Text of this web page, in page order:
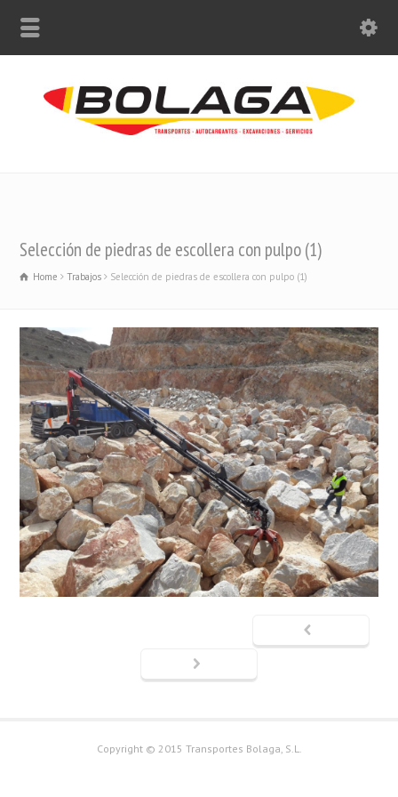
Selección de piedras de escollera con pulpo (1)
Home Trabajos Selección de piedras de escollera con pulpo (1)
Copyright © 2015 Transportes Bolaga, S.L.